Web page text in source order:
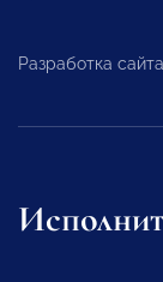
Разработка